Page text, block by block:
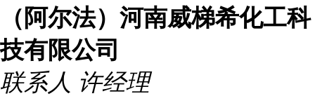
（阿尔法）河南威梯希化工科
技有限公司
联系人 许经理